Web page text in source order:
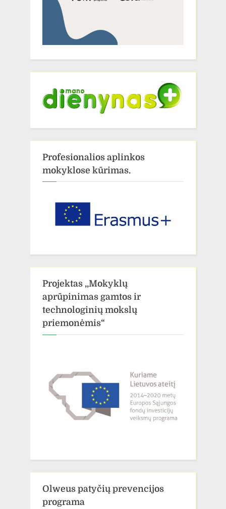
Profesionalios aplinkos
mokyklose kūrimas.
Projektas ,,Mokyklų
aprūpinimas gamtos ir
technologinių mokslų
priemonėmis“
Olweus patyčių prevencijos
programa